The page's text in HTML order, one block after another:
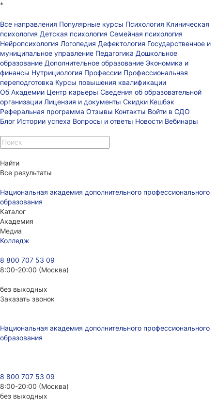
*
Все направления Популярные курсы Психология Клиническая
психология Детская психология Семейная психология
Нейропсихология Логопедия Дефектология Государственное и
муниципальное управление Педагогика Дошкольное
образование Дополнительное образование Экономика и
финансы Нутрициология Профессии Профессиональная
переподготовка Курсы повышения квалификации
Об Академии Центр карьеры Сведения об образовательной
организации Лицензия и документы Скидки Кешбэк
Реферальная программа Отзывы Контакты Войти в СДО
Блог Истории успеха Вопросы и ответы Новости Вебинары
Найти
Все результаты
Национальная академия дополнительного профессионального
образования
Каталог
Академия
Медиа
Колледж
8 800 707 53 09
8:00-20:00 (Москва)
без выходных
Заказать звонок
Национальная академия дополнительного профессионального
образования
8 800 707 53 09
8:00-20:00 (Москва)
без выходных